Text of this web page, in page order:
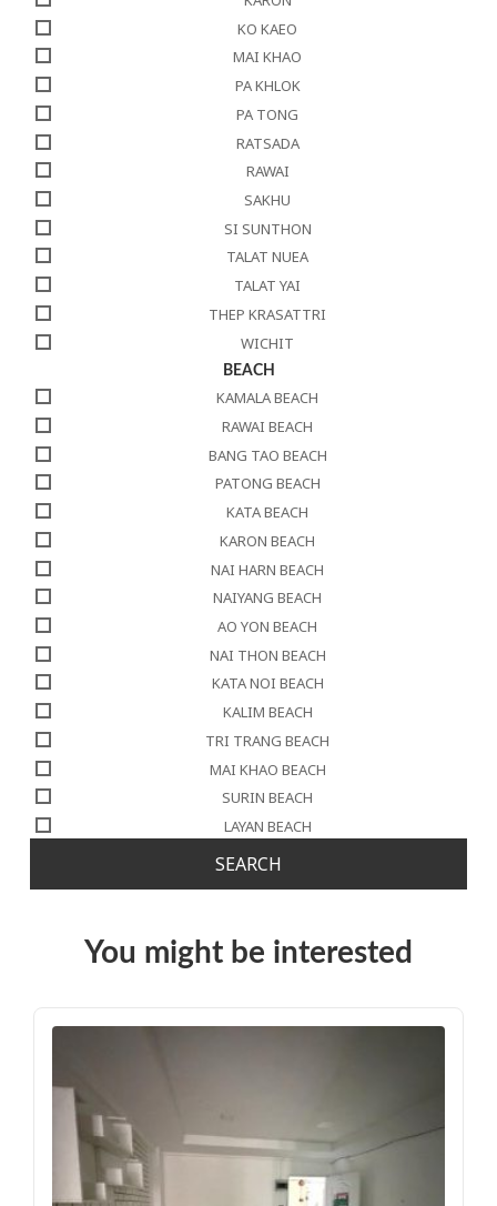
KO KAEO
MAI KHAO
PA KHLOK
PA TONG
RATSADA
RAWAI
SAKHU
SI SUNTHON
TALAT NUEA
TALAT YAI
THEP KRASATTRI
WICHIT
BEACH
KAMALA BEACH
RAWAI BEACH
BANG TAO BEACH
PATONG BEACH
KATA BEACH
KARON BEACH
NAI HARN BEACH
NAIYANG BEACH
AO YON BEACH
NAI THON BEACH
KATA NOI BEACH
KALIM BEACH
TRI TRANG BEACH
MAI KHAO BEACH
SURIN BEACH
LAYAN BEACH
SEARCH
You might be interested